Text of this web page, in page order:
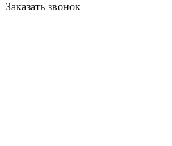
Заказать звонок